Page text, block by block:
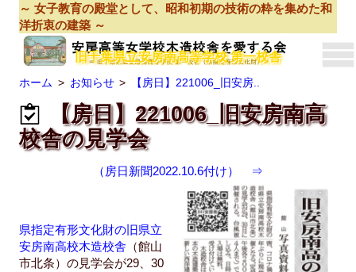
～ 女子教育の殿堂として、昭和初期の技術の粋を集めた和
洋折衷の建築 ～
旧千葉県立安房南高等学校 第一校舎
ホーム お知らせ 【房日】221006_旧安房..
【房日】221006_旧安房南高
校舎の見学会
（房日新聞2022.10.6付け） ⇒
県指定有形文化財の旧県立
安房南高校木造校舎 （館山
市北条）の見学会が29、30